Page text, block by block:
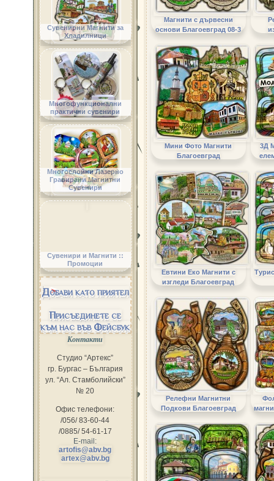
Магнити с дървесни
основи Благоевград 08-3
Мини Фото Магнити
Благоевград
3Д
Евтини Еко Магнити с
изгледи Благоевград
Релефни Магнитни
Подкови Благоевград
Сувенирни Магнити за
Хладилници
Многофункционални
практични сувенири
Многослойни Лазерно
Гравирани Магнитни
Сувенири
Сувенири и Магнити ::
Промоции
Добави като приятел
Присъединете се
към нас във Фейсбук
Контакти
Студио “Артекс”
гр. Бургас – България
ул. “Ал. Стамболийски”
№ 20
Офис телефони:
/056/ 83-60-44
/0885/ 54-61-17
E-mail:
artofis@abv.bg
artex@abv.bg